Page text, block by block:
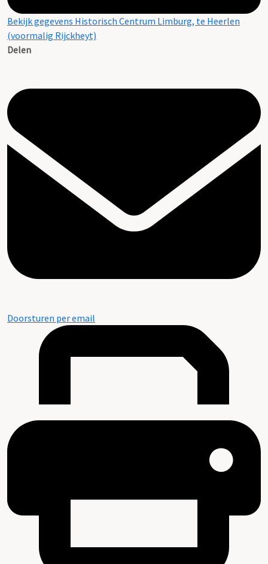
Bekijk gegevens Historisch Centrum Limburg, te Heerlen
(voormalig Rijckheyt)
Delen
Doorsturen per email